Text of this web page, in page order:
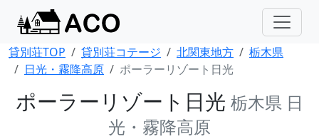
貸別荘TOP 貸別荘コテージ 北関東地方
栃木県
日光・霧降高原
ポーラーリゾート日光
ポーラーリゾート日光 栃木県 日
光・霧降高原